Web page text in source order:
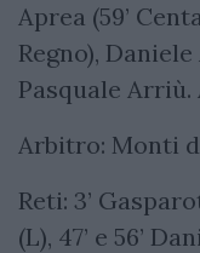
Aprea (59’
Regno),
Pasquale
Arbitro: Monti
Reti: 3’
(L), 47’ e 56’